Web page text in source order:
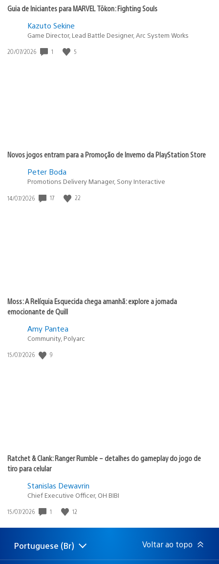
Guia de Iniciantes para MARVEL Tōkon: Fighting Souls
Kazuto Sekine
Game Director, Lead Battle Designer, Arc System Works
Data
20/07/2026 1 5
Novos jogos entram para a Promoção de Inverno da PlayStation Store
Peter Boda
Promotions Delivery Manager, Sony Interactive
Data
14/07/2026 17 22
Moss: A Relíquia Esquecida chega amanhã: explore a jornada
emocionante de Quill
Amy Pantea
Community, Polyarc
Data
15/07/2026 9
Ratchet & Clank: Ranger Rumble – detalhes do gameplay do jogo de
tiro para celular
Stanislas Dewavrin
Chief Executive Officer, OH BIBI
Data
publicação:
15/07/2026 1 12
Selecione
uma
Região
atual:
Portuguese (Br) Voltar ao topo